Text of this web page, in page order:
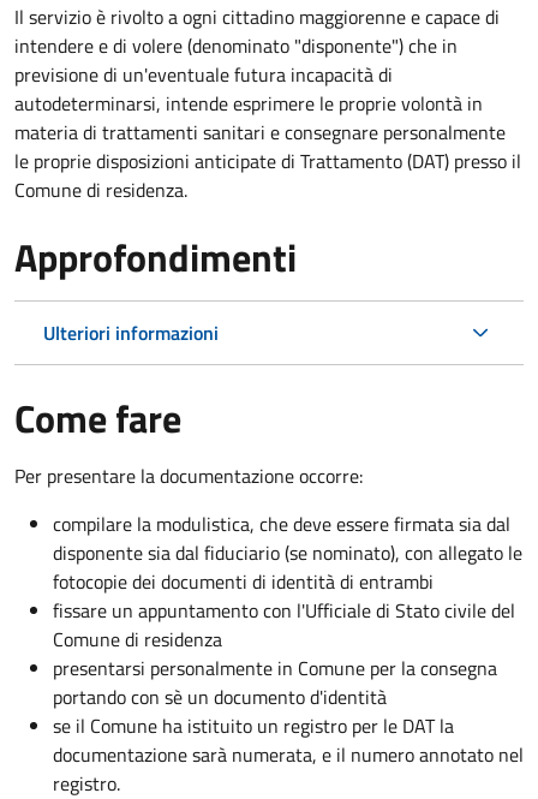
Il servizio è rivolto a ogni cittadino maggiorenne e capace di
intendere e di volere (denominato "disponente") che in
previsione di un'eventuale futura incapacità di
autodeterminarsi, intende esprimere le proprie volontà in
materia di trattamenti sanitari e consegnare personalmente
le proprie disposizioni anticipate di Trattamento (DAT) presso il
Comune di residenza.
Approfondimenti
Ulteriori informazioni
Come fare
Per presentare la documentazione occorre:
compilare la modulistica, che deve essere firmata sia dal
disponente sia dal fiduciario (se nominato), con allegato le
fotocopie dei documenti di identità di entrambi
fissare un appuntamento con l'Ufficiale di Stato civile del
Comune di residenza
presentarsi personalmente in Comune per la consegna
portando con sè un documento d'identità
se il Comune ha istituito un registro per le DAT la
documentazione sarà numerata, e il numero annotato nel
registro.